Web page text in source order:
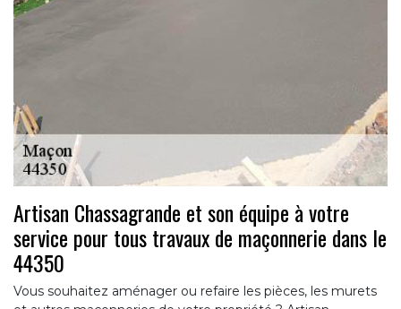
Artisan Chassagrande et son équipe à votre
service pour tous travaux de maçonnerie dans le
44350
Vous souhaitez aménager ou refaire les pièces, les murets